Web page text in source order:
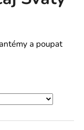
a poupat